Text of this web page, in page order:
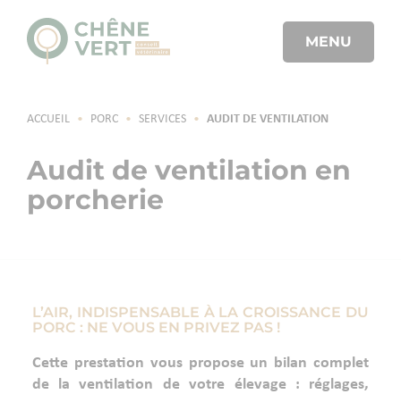
MENU
ACCUEIL • PORC • SERVICES • AUDIT DE VENTILATION
Audit de ventilation en
porcherie
L’AIR, INDISPENSABLE À LA CROISSANCE DU
PORC : NE VOUS EN PRIVEZ PAS !
Cette prestation vous propose un bilan complet
de la ventilation de votre élevage : réglages,